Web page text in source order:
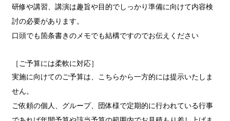
研修や講習、講演は趣旨や目的でしっかり準備に向けて内容検
討の必要があります。
口頭でも箇条書きのメモでも結構ですのでお伝えください
［ご予算には柔軟に対応］
実施に向けてのご予算は、こちらから一方的には提示いたしま
せん。
ご依頼の個人、グループ、団体様で定期的に行われている行事